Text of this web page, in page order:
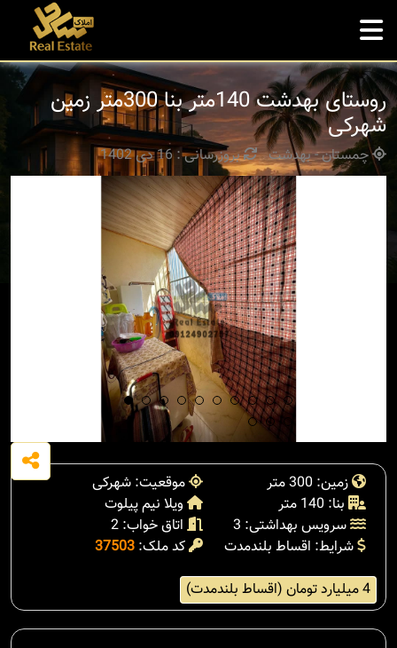
روستای بهدشت 140متر بنا 300متر زمین
شهرکی
چمستان - بهدشت بروزرسانی : 16 دی 1402
زمین: 300 متر
موقعیت: شهرکی
بنا: 140 متر
ویلا نیم پیلوت
سرویس بهداشتی: 3
اتاق خواب: 2
شرایط: اقساط بلندمدت
کد ملک: 37503
4 میلیارد تومان (اقساط بلندمدت)